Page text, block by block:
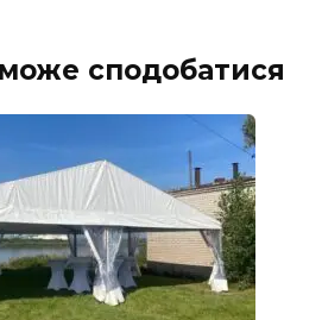
сподобатися